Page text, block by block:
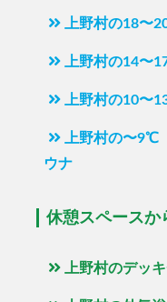
上野村の18〜
上野村の14〜
上野村の10〜
上野村の〜9℃
ウナ
休憩スペースか
上野村のデッ